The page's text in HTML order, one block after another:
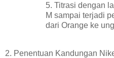
5. Titrasi dengan
M sampai terjadi
dari Orange ke
2. Penentuan Kandungan